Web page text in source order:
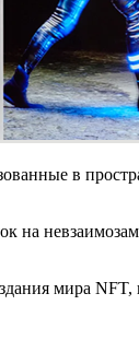
в
на
мира